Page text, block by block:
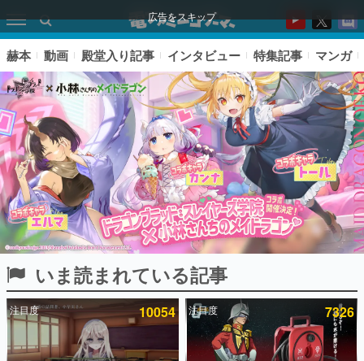
広告をスキップ
ピックアップ
電ファミのいま読まれている記事ランキング
アプリセール情報
赫本 動画 殿堂入り記事 インタビュー 特集記事 マンガ
いま読まれている記事
注目度 10054 注目度 7326